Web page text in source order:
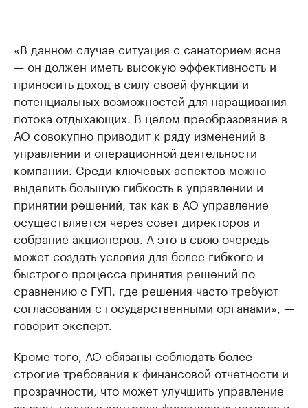
«В данном случае ситуация с санаторием ясна
— он должен иметь высокую эффективность и
приносить доход в силу своей функции и
потенциальных возможностей для наращивания
потока отдыхающих. В целом преобразование в
АО совокупно приводит к ряду изменений в
управлении и операционной деятельности
компании. Среди ключевых аспектов можно
выделить большую гибкость в управлении и
принятии решений, так как в АО управление
осуществляется через совет директоров и
собрание акционеров. А это в свою очередь
может создать условия для более гибкого и
быстрого процесса принятия решений по
сравнению с ГУП, где решения часто требуют
согласования с государственными органами», —
говорит эксперт.
Кроме того, АО обязаны соблюдать более
строгие требования к финансовой отчетности и
прозрачности, что может улучшить управление